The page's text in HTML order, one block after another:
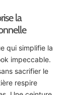
la
qui simplifie la
impeccable.
sacrifier le
respire